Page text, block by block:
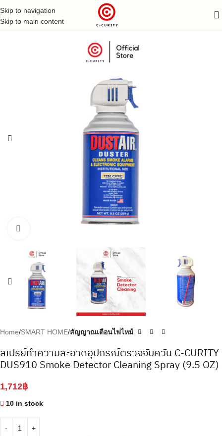
Skip to navigation
Skip to main content
Home SMART HOME สัญญาณเตือนไฟไหม้
สเปรย์ทำความสะอาดอุปกรณ์ตรวจจับควัน C-CURITY
DUS910 Smoke Detector Cleaning Spray (9.5 OZ)
1,712฿
10 in stock